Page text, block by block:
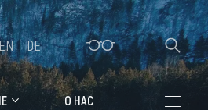
зимовка
О НАС
DE